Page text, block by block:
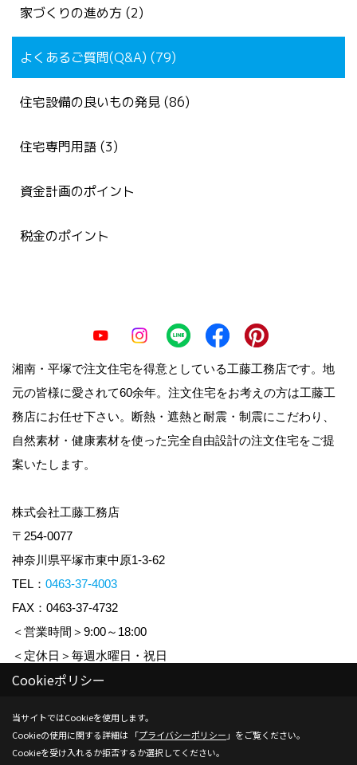
家づくりの進め方 (2)
よくあるご質問(Q&A) (79)
住宅設備の良いもの発見 (86)
住宅専門用語 (3)
資金計画のポイント
税金のポイント
湘南・平塚で注文住宅を得意としている工藤工務店です。地
元の皆様に愛されて60余年。注文住宅をお考えの方は工藤工
務店にお任せ下さい。断熱・遮熱と耐震・制震にこだわり、
自然素材・健康素材を使った完全自由設計の注文住宅をご提
案いたします。
株式会社工藤工務店
〒254-0077
神奈川県平塚市東中原1-3-62
TEL： 0463-37-4003
FAX：0463-37-4732
＜営業時間＞9:00～18:00
＜定休日＞毎週水曜日・祝日
Copyright (c) KUDO KOUMUTEN CO.,LTD. All Rights Reserved.
Produced byゴデスクリエイト
Cookieポリシー
当サイトではCookieを使用します。
Cookieの使用に関する詳細は 「プライバシーポリシー 」をご覧ください。
Cookieを受け入れるか拒否するか選択してください。